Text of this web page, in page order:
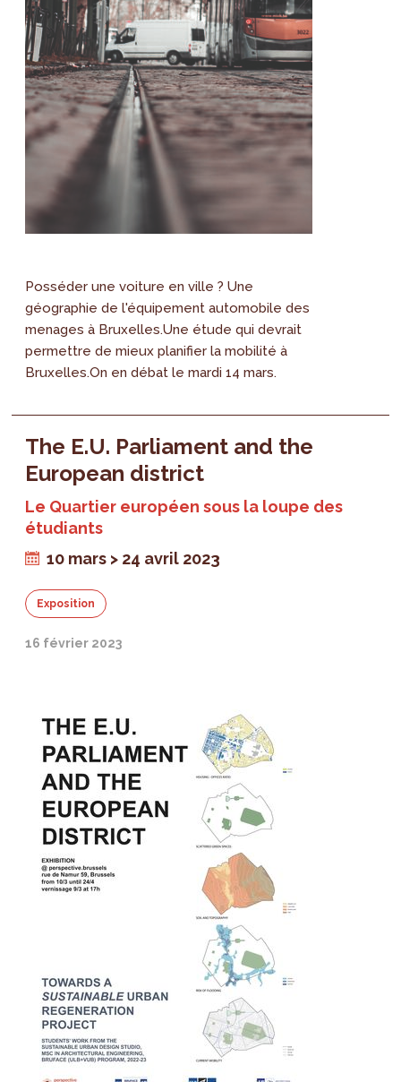
Posséder une voiture en ville ? Une
géographie de l'équipement automobile des
menages à Bruxelles.Une étude qui devrait
permettre de mieux planifier la mobilité à
Bruxelles.On en débat le mardi 14 mars.
The E.U. Parliament and the
European district
Le Quartier européen sous la loupe des
étudiants
10 mars > 24 avril 2023
Exposition
16 février 2023